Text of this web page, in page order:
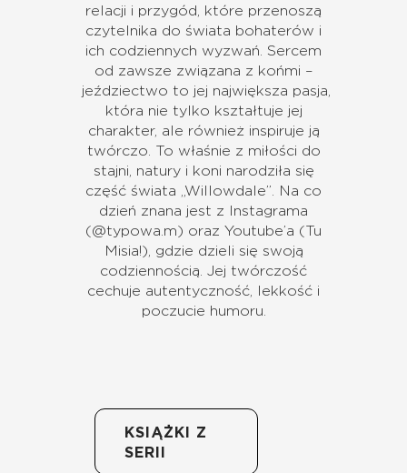
relacji i przygód, które przenoszą
czytelnika do świata bohaterów i
ich codziennych wyzwań. Sercem
od zawsze związana z końmi –
jeździectwo to jej największa pasja,
która nie tylko kształtuje jej
charakter, ale również inspiruje ją
twórczo. To właśnie z miłości do
stajni, natury i koni narodziła się
część świata „Willowdale”. Na co
dzień znana jest z Instagrama
(@typowa.m) oraz Youtube’a (Tu
Misia!), gdzie dzieli się swoją
codziennością. Jej twórczość
cechuje autentyczność, lekkość i
poczucie humoru.
KSIĄŻKI Z
SERII